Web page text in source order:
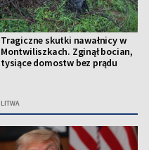
Tragiczne skutki nawałnicy w
Montwiliszkach. Zginął bocian,
tysiące domostw bez prądu
LITWA